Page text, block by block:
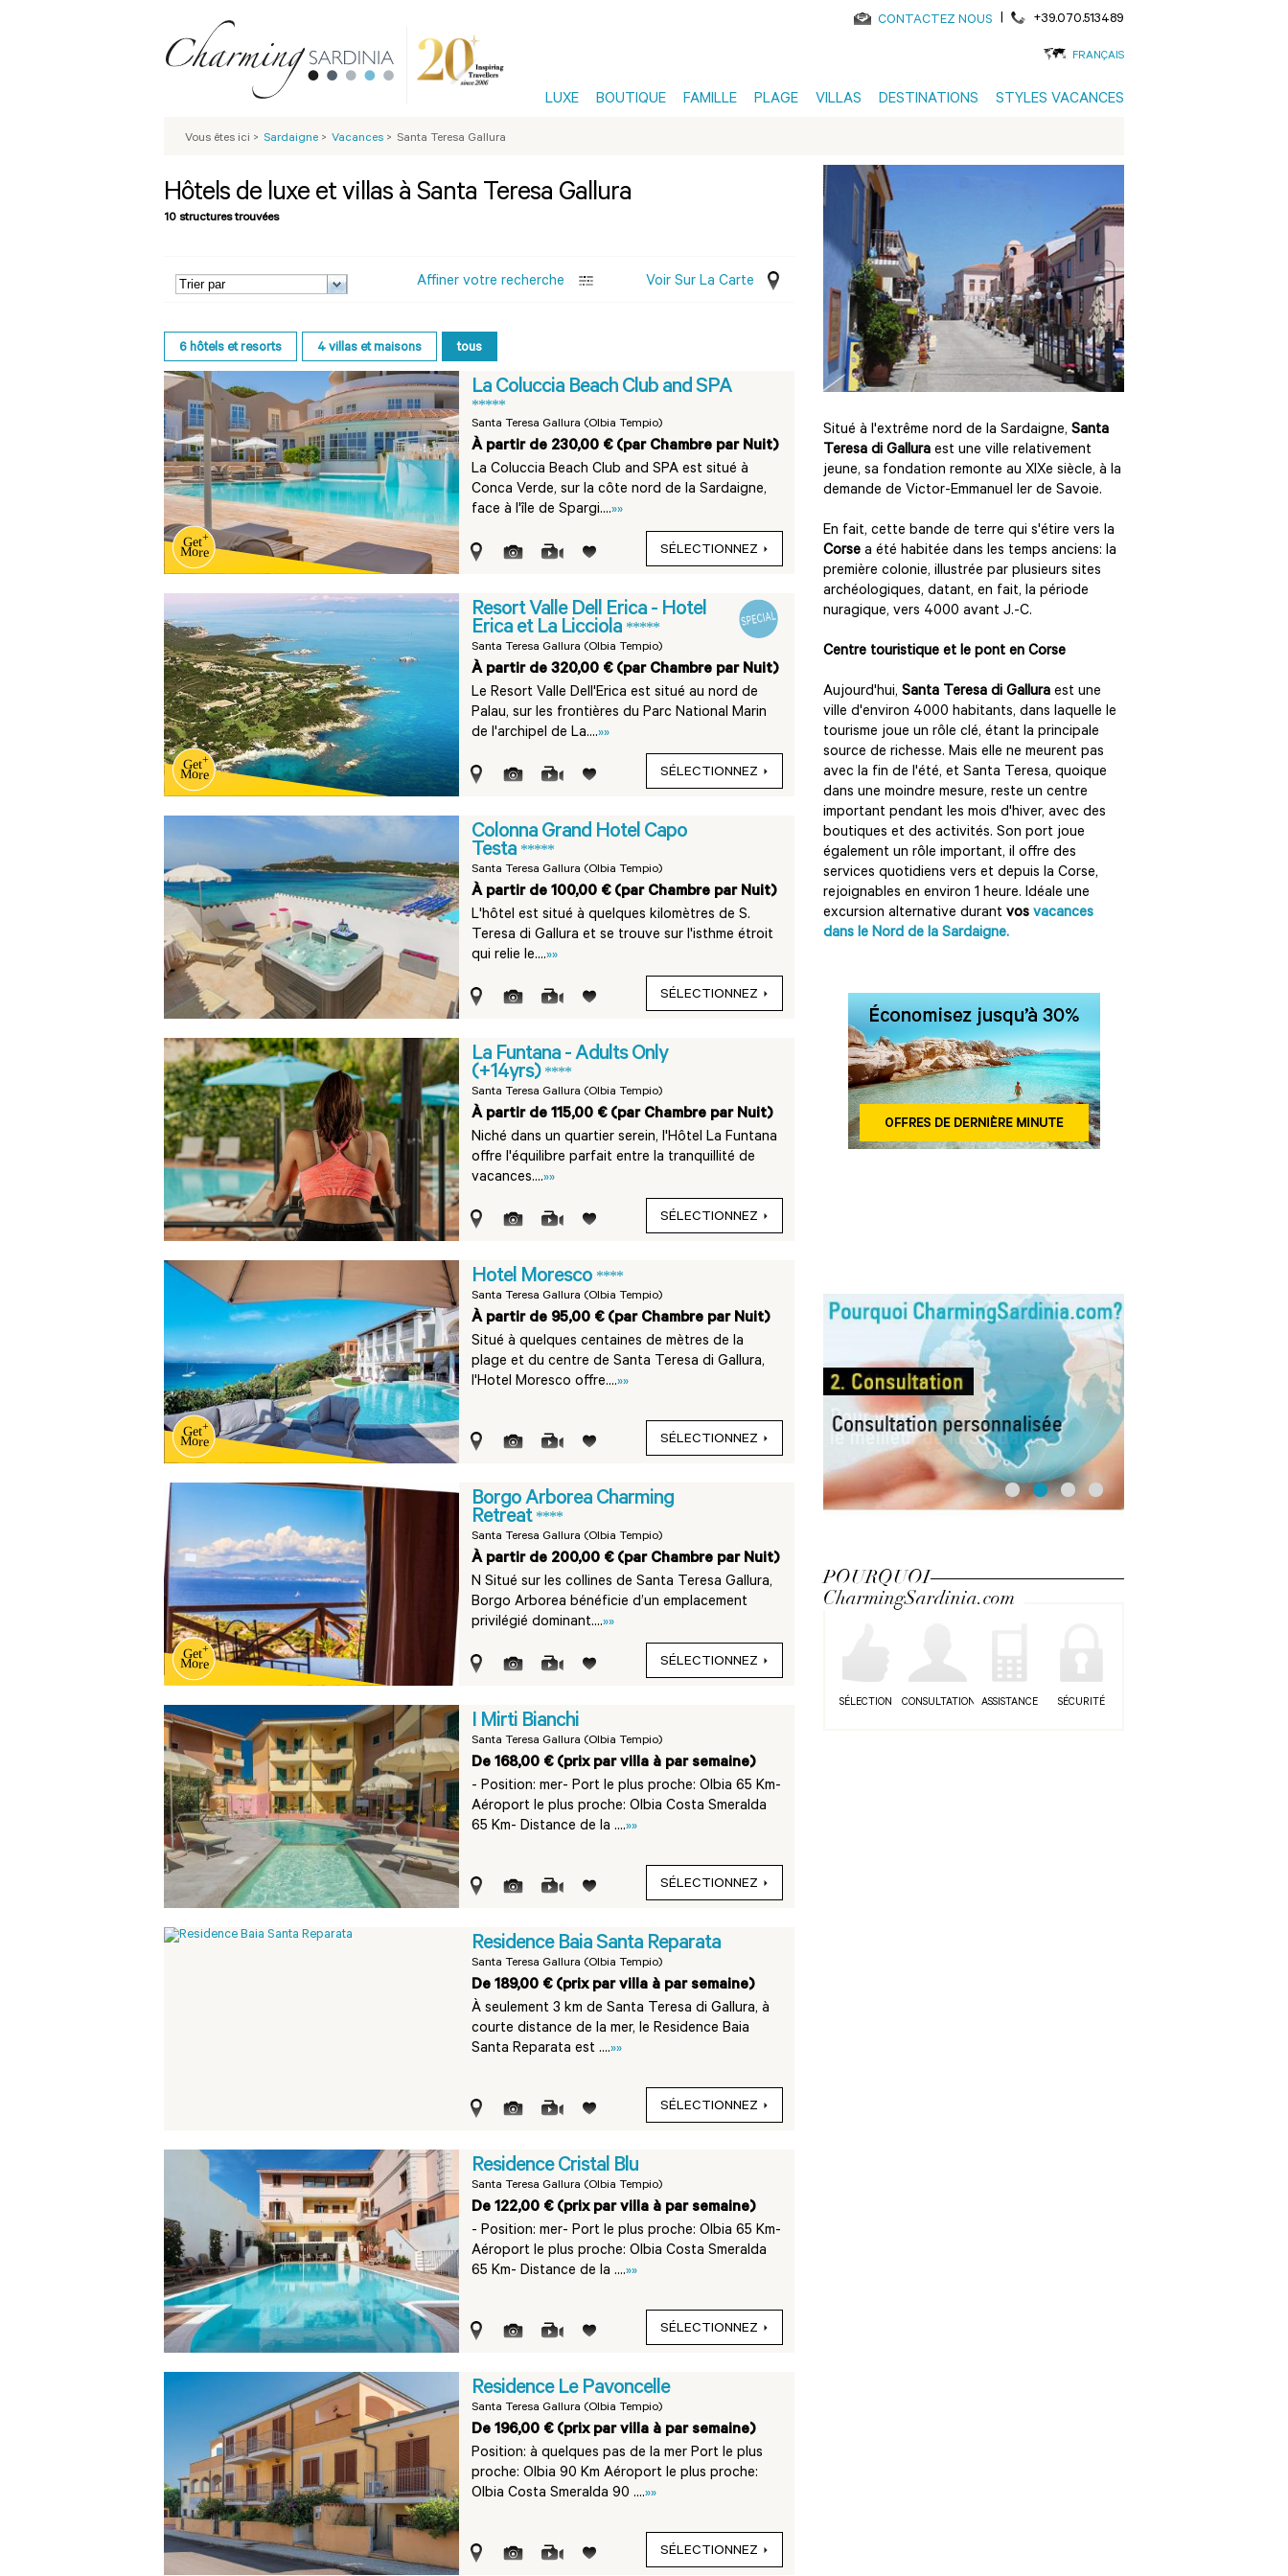
CONTACTEZ NOUS | +39.070.513489
FRANÇAIS
LUXE BOUTIQUE FAMILLE PLAGE VILLAS DESTINATIONS STYLES VACANCES
Vous êtes ici > Sardaigne > Vacances > Santa Teresa Gallura
Hôtels de luxe et villas à Santa Teresa Gallura
10 structures trouvées
Affiner votre recherche Voir Sur La Carte
6 hôtels et resorts 4 villas et maisons tous
La Coluccia Beach Club and SPA
*****
Santa Teresa Gallura (Olbia Tempio)
À partir de 230,00 € (par Chambre par Nuit)
La Coluccia Beach Club and SPA est situé à
Conca Verde, sur la côte nord de la Sardaigne,
face à l'île de Spargi....»»
SÉLECTIONNEZ
Resort Valle Dell Erica - Hotel
Erica et La Licciola *****
Santa Teresa Gallura (Olbia Tempio)
À partir de 320,00 € (par Chambre par Nuit)
Le Resort Valle Dell'Erica est situé au nord de
Palau, sur les frontières du Parc National Marin
de l'archipel de La....»»
SÉLECTIONNEZ
Colonna Grand Hotel Capo
Testa *****
Santa Teresa Gallura (Olbia Tempio)
À partir de 100,00 € (par Chambre par Nuit)
L'hôtel est situé à quelques kilomètres de S.
Teresa di Gallura et se trouve sur l'isthme étroit
qui relie le....»»
SÉLECTIONNEZ
La Funtana - Adults Only
(+14yrs) ****
Santa Teresa Gallura (Olbia Tempio)
À partir de 115,00 € (par Chambre par Nuit)
Niché dans un quartier serein, l'Hôtel La Funtana
offre l'équilibre parfait entre la tranquillité de
vacances....»»
SÉLECTIONNEZ
Hotel Moresco ****
Santa Teresa Gallura (Olbia Tempio)
À partir de 95,00 € (par Chambre par Nuit)
Situé à quelques centaines de mètres de la
plage et du centre de Santa Teresa di Gallura,
l'Hotel Moresco offre....»»
SÉLECTIONNEZ
Borgo Arborea Charming
Retreat ****
Santa Teresa Gallura (Olbia Tempio)
À partir de 200,00 € (par Chambre par Nuit)
N Situé sur les collines de Santa Teresa Gallura,
Borgo Arborea bénéficie d’un emplacement
privilégié dominant....»»
SÉLECTIONNEZ
I Mirti Bianchi
Santa Teresa Gallura (Olbia Tempio)
De 168,00 € (prix par villa à par semaine)
- Position: mer- Port le plus proche: Olbia 65 Km-
Aéroport le plus proche: Olbia Costa Smeralda
65 Km- Distance de la ....»»
SÉLECTIONNEZ
Residence Baia Santa Reparata
Santa Teresa Gallura (Olbia Tempio)
De 189,00 € (prix par villa à par semaine)
À seulement 3 km de Santa Teresa di Gallura, à
courte distance de la mer, le Residence Baia
Santa Reparata est ....»»
SÉLECTIONNEZ
Residence Cristal Blu
Santa Teresa Gallura (Olbia Tempio)
De 122,00 € (prix par villa à par semaine)
- Position: mer- Port le plus proche: Olbia 65 Km-
Aéroport le plus proche: Olbia Costa Smeralda
65 Km- Distance de la ....»»
SÉLECTIONNEZ
Residence Le Pavoncelle
Santa Teresa Gallura (Olbia Tempio)
De 196,00 € (prix par villa à par semaine)
Position: à quelques pas de la mer Port le plus
proche: Olbia 90 Km Aéroport le plus proche:
Olbia Costa Smeralda 90 ....»»
SÉLECTIONNEZ
Situé à l'extrême nord de la Sardaigne, Santa
Teresa di Gallura est une ville relativement
jeune, sa fondation remonte au XIXe siècle, à la
demande de Victor-Emmanuel Ier de Savoie.
En fait, cette bande de terre qui s'étire vers la
Corse a été habitée dans les temps anciens: la
première colonie, illustrée par plusieurs sites
archéologiques, datant, en fait, la période
nuragique, vers 4000 avant J.-C.
Centre touristique et le pont en Corse
Aujourd'hui, Santa Teresa di Gallura est une
ville d'environ 4000 habitants, dans laquelle le
tourisme joue un rôle clé, étant la principale
source de richesse. Mais elle ne meurent pas
avec la fin de l'été, et Santa Teresa, quoique
dans une moindre mesure, reste un centre
important pendant les mois d'hiver, avec des
boutiques et des activités. Son port joue
également un rôle important, il offre des
services quotidiens vers et depuis la Corse,
rejoignables en environ 1 heure. Idéale une
excursion alternative durant vos vacances
dans le Nord de la Sardaigne.
POURQUOI
CharmingSardinia.com
SÉLECTION CONSULTATION ASSISTANCE SÉCURITÉ